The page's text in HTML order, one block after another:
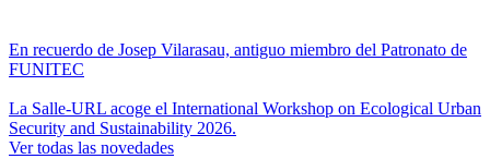
En recuerdo de Josep Vilarasau, antiguo miembro del Patronato de
FUNITEC
La Salle-URL acoge el International Workshop on Ecological Urban
Security and Sustainability 2026.
Ver todas las novedades